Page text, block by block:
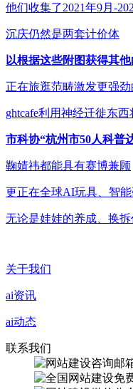
他们收集了2021年9月-
沉庆仍然是两套计价体
以根据这些附图获得其他
正在旅逛范畴激发更强
ghtcafe利用神经迁徙东
市科协“杭州市50人科普
鞠婧祎都能具有赛博兼顾
更正在全球AI玩具、智
无论是娃娃的养成、换
关于我们
ai资讯
ai动态
联系我们